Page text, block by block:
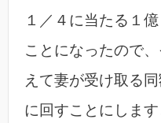
１／４に当たる１
ことになったので
えて妻が受け取る
に回すことにしま